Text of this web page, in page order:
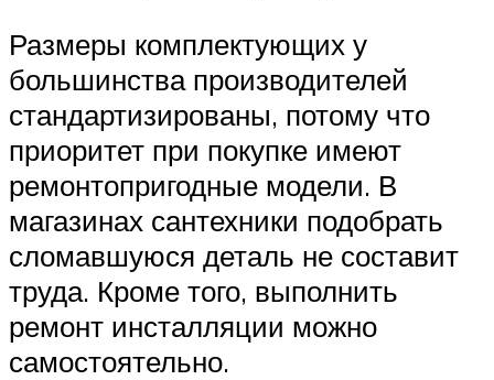
Размеры комплектующих у
большинства производителей
стандартизированы, потому что
приоритет при покупке имеют
ремонтопригодные модели. В
магазинах сантехники подобрать
сломавшуюся деталь не составит
труда. Кроме того, выполнить
ремонт инсталляции можно
самостоятельно.